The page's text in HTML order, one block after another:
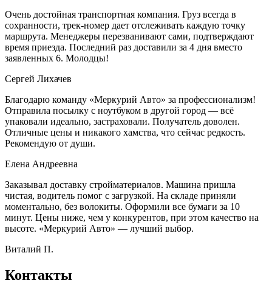
Очень достойная транспортная компания. Груз всегда в
сохранности, трек-номер дает отслеживать каждую точку
маршрута. Менеджеры перезванивают сами, подтверждают
время приезда. Последний раз доставили за 4 дня вместо
заявленных 6. Молодцы!
Сергей Лихачев
Благодарю команду «Меркурий Авто» за профессионализм!
Отправила посылку с ноутбуком в другой город — всё
упаковали идеально, застраховали. Получатель доволен.
Отличные цены и никакого хамства, что сейчас редкость.
Рекомендую от души.
Елена Андреевна
Заказывал доставку стройматериалов. Машина пришла
чистая, водитель помог с загрузкой. На складе приняли
моментально, без волокиты. Оформили все бумаги за 10
минут. Цены ниже, чем у конкурентов, при этом качество на
высоте. «Меркурий Авто» — лучший выбор.
Виталий П.
Контакты